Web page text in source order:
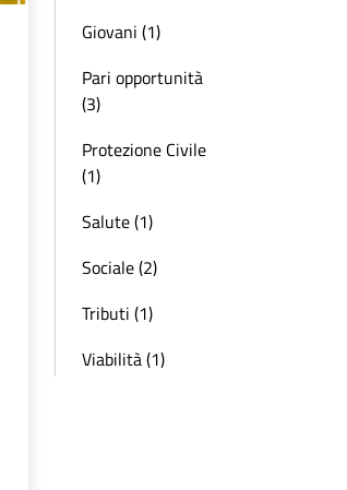
Giovani (1)
Pari opportunità
(3)
Protezione Civile
(1)
Salute (1)
Sociale (2)
Tributi (1)
Viabilità (1)